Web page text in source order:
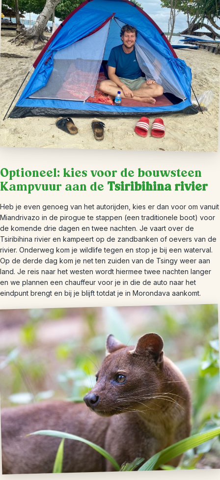
Optioneel: kies voor de bouwsteen
Kampvuur aan de Tsiribihina rivier
Heb je even genoeg van het autorijden, kies er dan voor om vanuit
Miandrivazo in de pirogue te stappen (een traditionele boot) voor
de komende drie dagen en twee nachten. Je vaart over de
Tsiribihina rivier en kampeert op de zandbanken of oevers van de
rivier. Onderweg kom je wildlife tegen en stop je bij een waterval.
Op de derde dag kom je net ten zuiden van de Tsingy weer aan
land. Je reis naar het westen wordt hiermee twee nachten langer
en we plannen een chauffeur voor je in die de auto naar het
eindpunt brengt en bij je blijft totdat je in Morondava aankomt.